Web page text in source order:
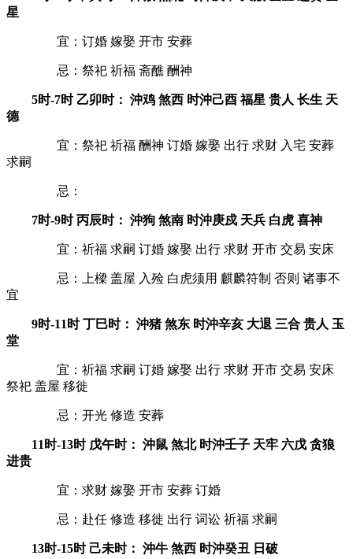
星
宜：订婚 嫁娶 开市 安葬
忌：祭祀 祈福 斋醮 酬神
5时-7时 乙卯时： 沖鸡 煞西 时沖己酉 福星 贵人 长生 天
德
宜：祭祀 祈福 酬神 订婚 嫁娶 出行 求财 入宅 安葬
求嗣
忌：
7时-9时 丙辰时： 沖狗 煞南 时沖庚戍 天兵 白虎 喜神
宜：祈福 求嗣 订婚 嫁娶 出行 求财 开市 交易 安床
忌：上樑 盖屋 入殓 白虎须用 麒麟符制 否则 诸事不
宜
9时-11时 丁巳时： 沖猪 煞东 时沖辛亥 大退 三合 贵人 玉
堂
宜：祈福 求嗣 订婚 嫁娶 出行 求财 开市 交易 安床
祭祀 盖屋 移徙
忌：开光 修造 安葬
11时-13时 戊午时： 沖鼠 煞北 时沖壬子 天牢 六戊 贪狼
进贵
宜：求财 嫁娶 开市 安葬 订婚
忌：赴任 修造 移徙 出行 词讼 祈福 求嗣
13时-15时 己未时： 沖牛 煞西 时沖癸丑 日破